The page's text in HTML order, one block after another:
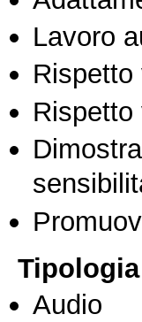
Lavoro
Rispetto
Rispetto
Audio